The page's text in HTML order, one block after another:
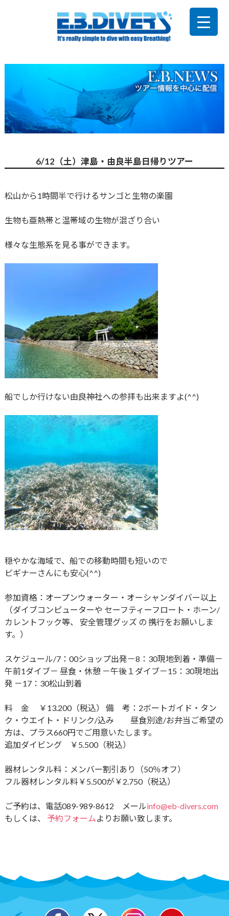
6/12（土）津島・由良半島日帰りツアー
松山から1時間半で行けるサンゴと生物の楽園
生物も亜熱帯と温帯域の生物が混ざり合い
様々な生態系を見る事ができます。
船でしか行けない由良神社への参拝も出来ますよ(^^)
穏やかな海域で、船での移動時間も短いので
ビギナーさんにも安心(^^)
参加資格：オープンウォーター・オーシャンダイバー以上
（ダイブコンピューターや セーフティーフロート・ホーン/
カレントフック等、 安全管理グッズ の 携行をお願いしま
す。）
スケジュール/7：00ショップ出発－8：30現地到着・準備－
午前1ダイブ－ 昼食・休憩 －午後１ダイブ－​15：30現地出
発 －17：30松山到着
料 金 ￥13.200（税込） 備 考：2ボートガイド・タン
ク・ウエイト・ドリンク​/込み 昼食別途/お弁当ご希望の
方は、プラス660円でご用意いたします。
追加ダイビング ￥5.500（税込）
器材レンタル料：メンバー割引あり（50％オフ）
フル器材レンタル料￥5.500が￥2.750（税込）
ご予約は、電話089-989-8612 メールinfo@eb-divers.com
もしくは、 予約フォームよりお願い致します。